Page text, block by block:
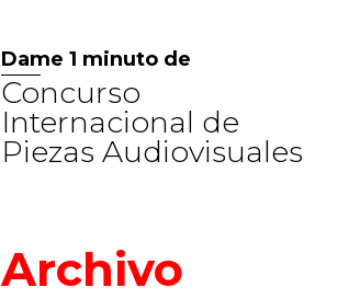
Dame 1 minuto de
Concurso
Internacional de
Piezas Audiovisuales
Archivo